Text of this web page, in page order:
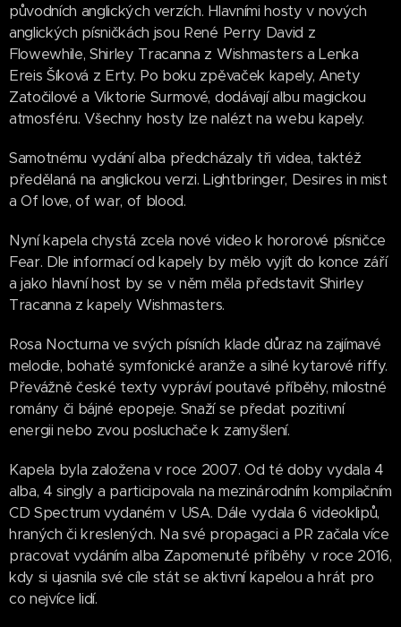
původních anglických verzích. Hlavními hosty v nových
anglických písničkách jsou René Perry David z
Flowewhile, Shirley Tracanna z Wishmasters a Lenka
Ereis Šíková z Erty. Po boku zpěvaček kapely, Anety
Zatočilové a Viktorie Surmové, dodávají albu magickou
atmosféru. Všechny hosty lze nalézt na webu kapely.
Samotnému vydání alba předcházaly tři videa, taktéž
předělaná na anglickou verzi. Lightbringer, Desires in mist
a Of love, of war, of blood.
Nyní kapela chystá zcela nové video k hororové písničce
Fear. Dle informací od kapely by mělo vyjít do konce září
a jako hlavní host by se v něm měla představit Shirley
Tracanna z kapely Wishmasters.
Rosa Nocturna ve svých písních klade důraz na zajímavé
melodie, bohaté symfonické aranže a silné kytarové riffy.
Převážně české texty vypráví poutavé příběhy, milostné
romány či bájné epopeje. Snaží se předat pozitivní
energii nebo zvou posluchače k zamyšlení.
Kapela byla založena v roce 2007. Od té doby vydala 4
alba, 4 singly a participovala na mezinárodním kompilačním
CD Spectrum vydaném v USA. Dále vydala 6 videoklipů,
hraných či kreslených. Na své propagaci a PR začala více
pracovat vydáním alba Zapomenuté příběhy v roce 2016,
kdy si ujasnila své cíle stát se aktivní kapelou a hrát pro
co nejvíce lidí.